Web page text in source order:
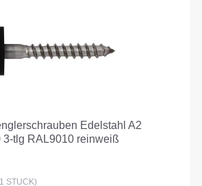
Edelstahl A2
3-tlg RAL9010 reinweiß
STÜCK)